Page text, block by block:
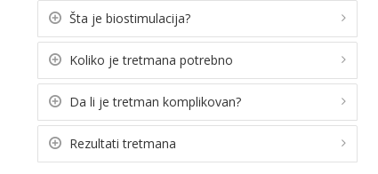
Šta je biostimulacija?
Koliko je tretmana potrebno
Da li je tretman komplikovan?
Rezultati tretmana